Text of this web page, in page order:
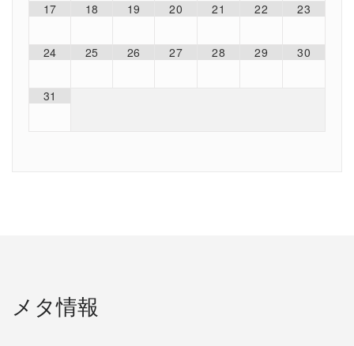
17 18 19 20 21 22 23
24 25 26 27 28 29 30
31
メタ情報